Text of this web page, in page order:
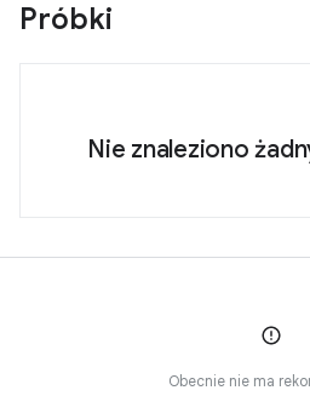
Próbki
Nie znaleziono
Obecnie nie ma